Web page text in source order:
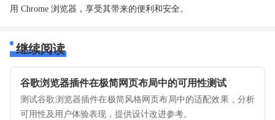
用 Chrome 浏览器，享受其带来的便利和安全。
继续阅读
谷歌浏览器插件在极简网页布局中的可用性测试
测试谷歌浏览器插件在极简风格网页布局中的适配效果，分析
可用性及用户体验表现，提供设计改进参考。